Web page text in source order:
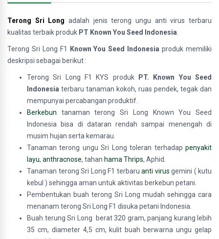
Terong Sri Long adalah jenis terong ungu anti virus terbaru
kualitas terbaik produk PT Known You Seed Indonesia
Terong Sri Long F1 Known You Seed Indonesiaproduk memiliki
deskripsi sebagai berikut :
Terong Sri Long F1 KYS produk
PT. Known You Seed
Indonesia terbaru tanaman kokoh, ruas pendek, tegak dan
mempunyai percabangan produktif.
Berkebun tanaman terong Sri Long Known You Seed
Indonesia bisa di dataran rendah sampai menengah di
musim hujan serta kemarau.
Tanaman terong ungu Sri Long toleran terhadap penyakit
layu, anthracnose, tahan hama Thrips, Aphid.
Tanaman terong Sri Long F1 terbaru anti virus gemini ( kutu
kebul ) sehingga aman untuk aktivitas berkebun petani.
Pembentukan buah terong Sri Long mudah sehingga cara
menanam terong Sri Long F1 disuka petani Indonesia.
Buah terung Sri Long berat 320 gram, panjang kurang lebih
35 cm, diameter 4,5 cm, kulit buah berwarna ungu gelap